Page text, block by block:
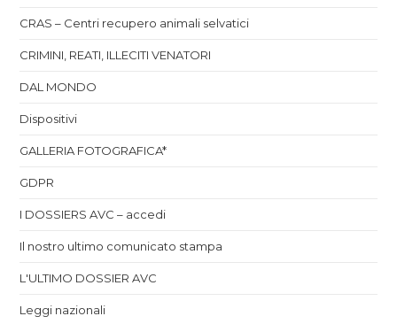
CRAS – Centri recupero animali selvatici
CRIMINI, REATI, ILLECITI VENATORI
DAL MONDO
Dispositivi
GALLERIA FOTOGRAFICA*
GDPR
I DOSSIERS AVC – accedi
Il nostro ultimo comunicato stampa
L'ULTIMO DOSSIER AVC
Leggi nazionali